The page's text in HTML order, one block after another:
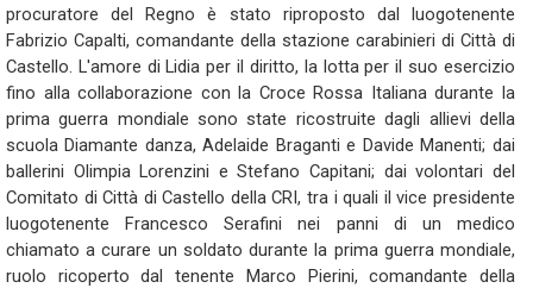
procuratore del Regno è stato riproposto dal luogotenente
Fabrizio Capalti, comandante della stazione carabinieri di Città di
Castello. L'amore di Lidia per il diritto, la lotta per il suo esercizio
fino alla collaborazione con la Croce Rossa Italiana durante la
prima guerra mondiale sono state ricostruite dagli allievi della
scuola Diamante danza, Adelaide Braganti e Davide Manenti; dai
ballerini Olimpia Lorenzini e Stefano Capitani; dai volontari del
Comitato di Città di Castello della CRI, tra i quali il vice presidente
luogotenente Francesco Serafini nei panni di un medico
chiamato a curare un soldato durante la prima guerra mondiale,
ruolo ricoperto dal tenente Marco Pierini, comandante della